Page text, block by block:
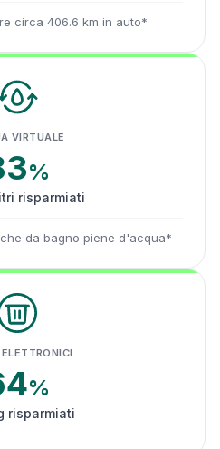
circa 406.6 km in auto*
VIRTUALE
%
risparmiati
da bagno piene d'acqua*
%
risparmiati